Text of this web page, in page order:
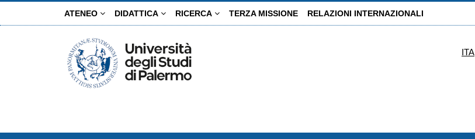
ATENEO DIDATTICA RICERCA TERZA MISSIONE RELAZIONI INTERNAZIONALI
ITA